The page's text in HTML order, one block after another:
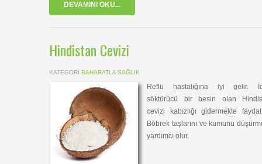
DEVAMINI OKU...
Hindistan Cevizi
KATEGORI BAHARATLA SAĞLIK
Reflü hastalığına iyi gelir.
söktürücü bir besin olan
cevizi kabızlığı gidermekte
Böbrek taşlarını ve kumunu
yardımcı olur.